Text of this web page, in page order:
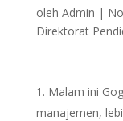
oleh Admin |
Direktorat
Malam ini
manajemen,